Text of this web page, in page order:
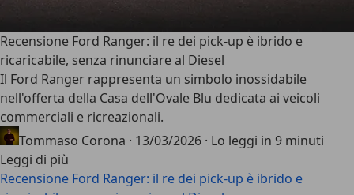
Recensione Ford Ranger: il re dei pick-up è ibrido e
ricaricabile, senza rinunciare al Diesel
Il Ford Ranger rappresenta un simbolo inossidabile
nell'offerta della Casa dell'Ovale Blu dedicata ai veicoli
commerciali e ricreazionali.
Tommaso Corona · 13/03/2026 · Lo leggi in 9 minuti
Leggi di più
Recensione Ford Ranger: il re dei pick-up è ibrido e